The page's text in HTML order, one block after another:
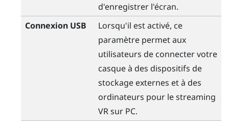
d'enregistrer l'écran.
Connexion USB
Lorsqu'il est activé, ce
paramètre permet aux
utilisateurs de connecter votre
casque à des dispositifs de
stockage externes et à des
ordinateurs pour le streaming
VR sur PC.